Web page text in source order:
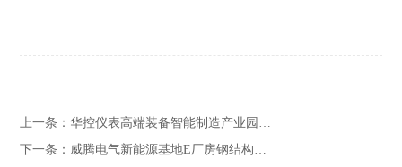
上一条：华控仪表高端装备智能制造产业园…
下一条： 威腾电气新能源基地E厂房钢结构…